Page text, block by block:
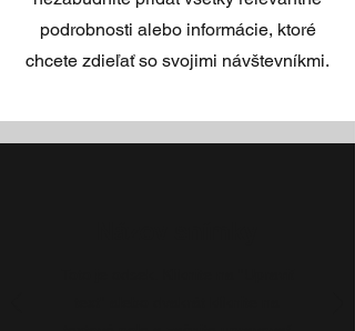
podrobnosti alebo informácie, ktoré
chcete zdieľať so svojimi návštevníkmi.